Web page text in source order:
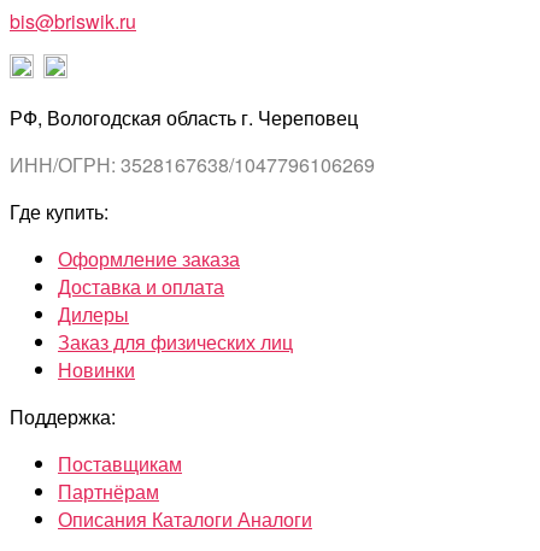
bis@briswik.ru
РФ, Вологодская область г. Череповец
ИНН/ОГРН: 3528167638/1047796106269
Где купить:
Оформление заказа
Доставка и оплата
Дилеры
Заказ для физических лиц
Новинки
Поддержка:
Поставщикам
Партнёрам
Описания Каталоги Аналоги